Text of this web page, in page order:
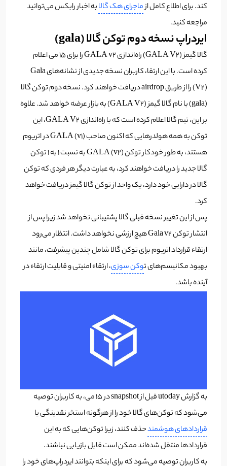
کند. برای اطلاع کامل ازماجرای هک گالابه اخبار رابکس می‌توانید
مراجعه کنید.
ایردراپ نسخه دوم توکن گالا (gala)
گالا گیمز (GALA V2) راه‌اندازی GALA v2 را برای ۱۵ می اعلام
کرده است. با این ارتقا، کاربران نسخه جدیدی از نشانه‌های Gala
(V2) را از طریق airdrop دریافت خواهند کرد.
نسخه دوم توکن گالا
(gala) با نام گالا گیمز (GALA V2) به بازار عرضه خواهد شد. علاوه
بر این، تیم گالا اعلام کرده است که با راه‌اندازی GALA V2، این
توکن به همه هولدرهایی که اکنون صاحب GALA (v1) در اتریوم
هستند، به طور خودکار توکن GALA (v2) به نسبت ۱ به ۱ توکن
گالا جدید را دریافت خواهند کرد، به عبارت دیگر هر فردی که توکن
گالا در دارایی خود دارد، یک واحد از توکن گالا گیمز دریافت خواهد
کرد.
پس از این تغییر نسخه قبلی گالا پشتیبانی نخواهد شد زیرا پس از
انتشار توکن Gala v2 هیچ ارزشی نخواهد داشت.
انتظار می‌رود
ارتقاء قرارداد اتریوم برای توکن گالا شامل چندین پیشرفت، مانند
بهبود مکانیسم‌های توکن سوزی، ارتقاء امنیتی و قابلیت ارتقاء در
آینده باشد.
به گزارش utoday قبل از snapshot در 15 می، به کاربران توصیه
می‌شود که توکن‌های گالا خود را از هرگونه استخر نقدینگی یا
قراردادهای هوشمندحذف کنند، زیرا توکن‌هایی که به این
قراردادها منتقل شده‌اند ممکن است قابل بازیابی نباشند.
به کاربران توصیه می‌شود که برای اینکه بتوانند ایردراپ‌های خود را